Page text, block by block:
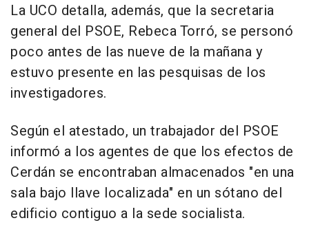
La UCO detalla, además, que la secretaria
general del PSOE, Rebeca Torró, se personó
poco antes de las nueve de la mañana y
estuvo presente en las pesquisas de los
investigadores.
Según el atestado, un trabajador del PSOE
informó a los agentes de que los efectos de
Cerdán se encontraban almacenados "en una
sala bajo llave localizada" en un sótano del
edificio contiguo a la sede socialista.